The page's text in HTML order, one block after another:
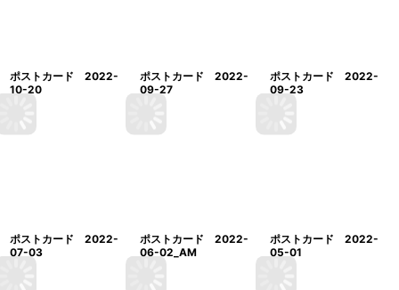
ポストカード 2022-
10-20
ポストカード 2022-
09-27
ポストカード 2022-
09-23
ポストカード 2022-
07-03
ポストカード 2022-
06-02_AM
ポストカード 2022-
05-01